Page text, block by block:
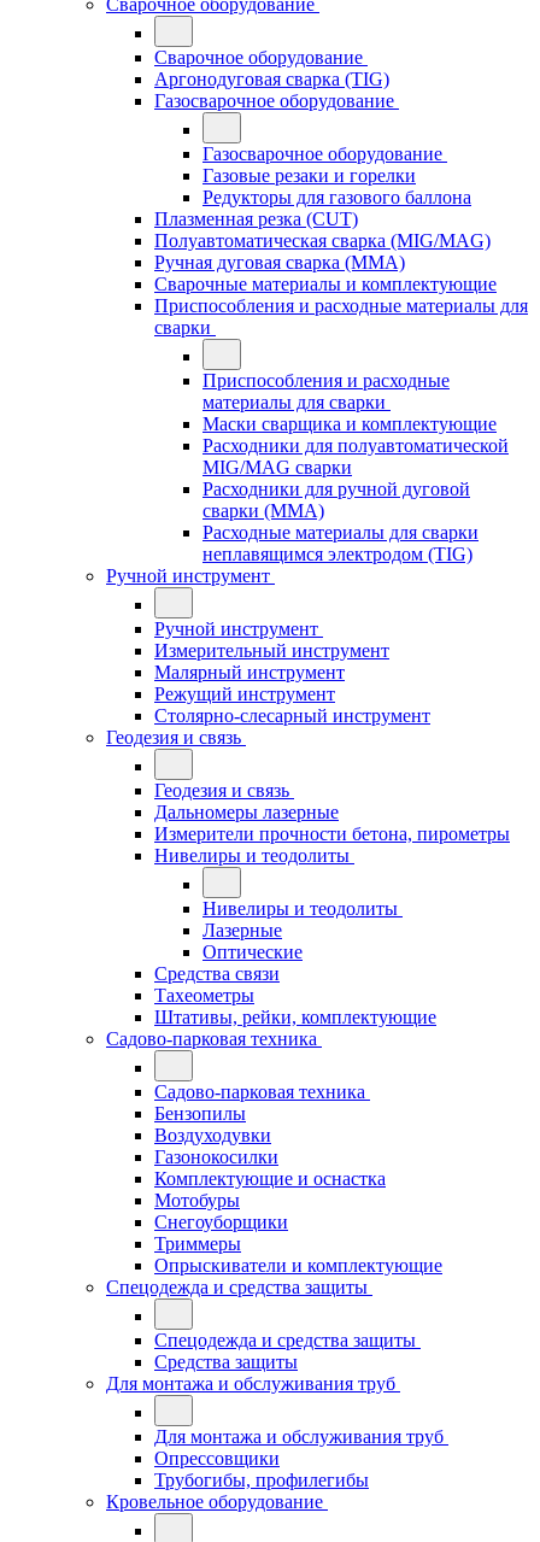
Сварочное оборудование
Аргонодуговая сварка (TIG)
Газосварочное оборудование
Газосварочное оборудование
Газовые резаки и горелки
Редукторы для газового баллона
Плазменная резка (CUT)
Полуавтоматическая сварка (MIG/MAG)
Ручная дуговая сварка (MMA)
Сварочные материалы и комплектующие
Приспособления и расходные материалы для
сварки
Приспособления и расходные
материалы для сварки
Маски сварщика и комплектующие
Расходники для полуавтоматической
MIG/MAG сварки
Расходники для ручной дуговой
сварки (MMA)
Расходные материалы для сварки
неплавящимся электродом (TIG)
Ручной инструмент
Ручной инструмент
Измерительный инструмент
Малярный инструмент
Режущий инструмент
Столярно-слесарный инструмент
Геодезия и связь
Геодезия и связь
Дальномеры лазерные
Измерители прочности бетона, пирометры
Нивелиры и теодолиты
Нивелиры и теодолиты
Лазерные
Оптические
Средства связи
Тахеометры
Штативы, рейки, комплектующие
Садово-парковая техника
Садово-парковая техника
Бензопилы
Воздуходувки
Газонокосилки
Комплектующие и оснастка
Мотобуры
Снегоуборщики
Триммеры
Опрыскиватели и комплектующие
Спецодежда и средства защиты
Спецодежда и средства защиты
Средства защиты
Для монтажа и обслуживания труб
Для монтажа и обслуживания труб
Опрессовщики
Трубогибы, профилегибы
Кровельное оборудование